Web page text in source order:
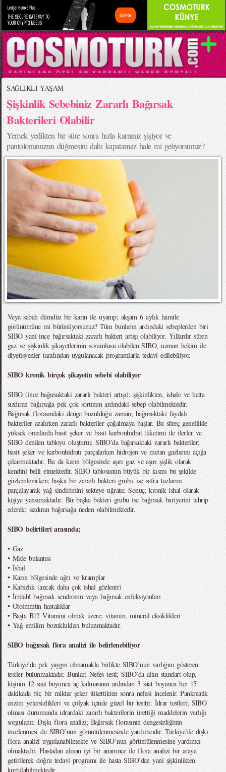
SAĞLIKLI YAŞAM
Şişkinlik Sebebiniz Zararlı Bağırsak
Bakterileri Olabilir
Yemek yedikten bir süre sonra hızla karnınız şişiyor ve
pantolonunuzun düğmesini dahi kapatamaz hale mi geliyorsunuz?
Veya sabah dümdüz bir karın ile uyanıp; akşam 6 aylık hamile
görünümüne mi bürünüyorsunuz? Tüm bunların ardındaki sebeplerden biri
SIBO yani ince bağırsaktaki zararlı bakteri artışı olabiliyor. Yıllardır süren
gaz ve şişkinlik şikayetlerinin sorumlusu olabilen SIBO, uzman hekim ile
diyetisyenler tarafından uygulanacak programlarla tedavi edilebiliyor.
SIBO kronik birçok şikayetin sebebi olabiliyor
SIBO (ince bağırsaktaki zararlı bakteri artışı); şişkinlikten, ishale ve hatta
sızdıran bağırsağa pek çok sorunun ardındaki sebep olabilmektedir.
Bağırsak florasındaki denge bozulduğu zaman; bağırsaktaki faydalı
bakteriler azalırken zararlı bakteriler çoğalmaya başlar. Bu süreç genellikle
yüksek oranlarda basit şeker ve basit karbonhidrat tüketimi ile ilerler ve
SIBO denilen tabloyu oluşturur. SIBO’da bağırsaktaki zararlı bakteriler;
basit şeker ve karbonhidratı parçalarken hidrojen ve metan gazlarını açığa
çıkarmaktadır. Bu da karın bölgesinde aşırı gaz ve aşırı şişlik olarak
kendini belli etmektedir. SIBO tablosunun büyük bir kısmı bu şekilde
gözlemlenirken; başka bir zararlı bakteri grubu ise safra tuzlarını
parçalayarak yağ sindirimini sekteye uğratır. Sonuç; kronik ishal olarak
kişiye yansımaktadır. Bir başka bakteri grubu ise bağırsak bariyerini tahrip
ederek; sızdıran bağırsağa neden olabilmektedir.
SIBO belirtileri arasında;
• Gaz
• Mide bulantısı
• İshal
• Karın bölgesinde ağrı ve kramplar
• Kabızlık (ancak daha çok ishal gözlenir)
• İrritabl bağırsak sendromu veya bağırsak enfeksiyonları
• Otoimmün hastalıklar
• Başta B12 Vitamini olmak üzere; vitamin, mineral eksiklikleri
• Yağ emilim bozuklukları bulunmaktadır.
SIBO bağırsak flora analizi ile belirlenebiliyor
Türkiye’de pek yaygın olmamakla birlikte SIBO’nun varlığını gösteren
testler bulunmaktadır. Bunlar; Nefes testi; SIBO’da altın standart olup,
kişinin 12 saat boyunca aç kalmasının ardından 3 saat boyunca her 15
dakikada bir, bir miktar şeker tükettikten sonra nefesi incelenir. Pankreatik
enzim yetersizlikleri ve çölyak içinde güzel bir testtir. İdrar testleri; SIBO
olması durumunda idrardaki zararlı bakterilerin ürettiği maddelerin varlığı
sorgulanır. Dışkı flora analizi; Bağırsak florasının dengesizliğinin
incelenmesi de SIBO’nun görüntülenmesinde yardımcıdır. Türkiye’de dışkı
flora analizi uygulanabilmekte ve SIBO’nun görüntülenmesine yardımcı
olmaktadır. Hastadan alınan iyi bir anamnez ile flora analizi bir araya
getirilerek doğru tedavi programı ile hasta SIBO’dan yani şişkinlikten
kurtulabilmektedir.